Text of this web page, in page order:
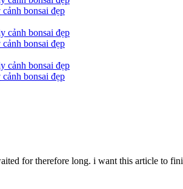
cảnh bonsai đẹp
cảnh bonsai đẹp
cảnh bonsai đẹp
for therefore long. i want this article to